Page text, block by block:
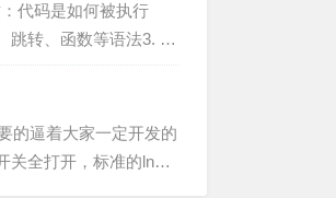
代码是如何被执行
跳转、函数等语法3. 引
的逼着大家一定开发的
全打开，标准的lnmp